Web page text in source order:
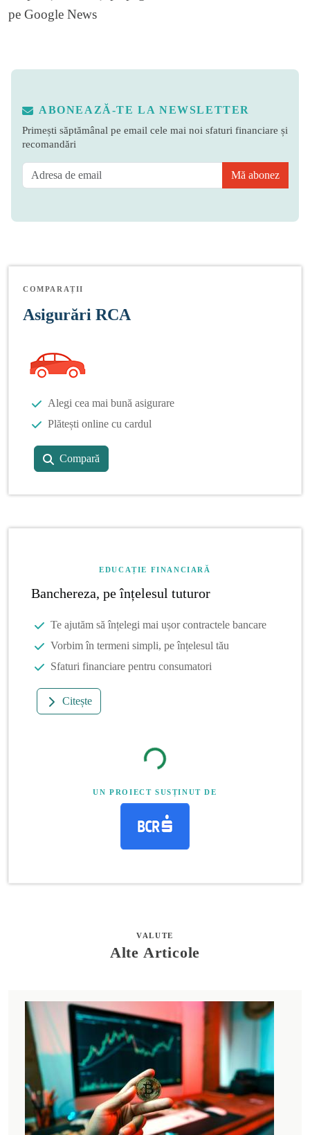
pe Google News
ABONEAZĂ-TE LA NEWSLETTER
Primești săptămânal pe email cele mai noi sfaturi financiare și
recomandări
Mă abonez
COMPARAȚII
Asigurări RCA
Alegi cea mai bună asigurare
Plătești online cu cardul
Compară
EDUCAȚIE FINANCIARĂ
Banchereza, pe înțelesul tuturor
Te ajutăm să înțelegi mai ușor contractele bancare
Vorbim în termeni simpli, pe înțelesul tău
Sfaturi financiare pentru consumatori
Citește
UN PROIECT SUSȚINUT DE
VALUTE
Alte Articole